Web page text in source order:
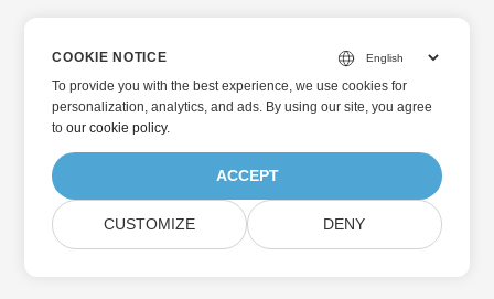
COOKIE NOTICE
To provide you with the best experience, we use cookies for
personalization, analytics, and ads. By using our site, you agree
toour cookie policy.
ACCEPT
CUSTOMIZE DENY